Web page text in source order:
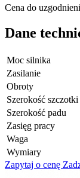
Cena do
Dane
Moc silnika
Zasilanie
Obroty
Szerokość szczotki
Szerokość padu
Zasięg pracy
Waga
Wymiary
Zapytaj o cenę